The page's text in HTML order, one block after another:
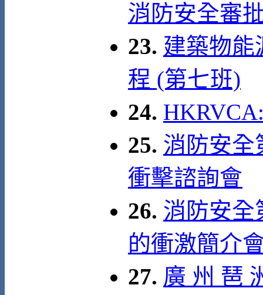
消防安全審
23. 建築物能
程 (第七班)
24.
25. 消防安全
衝擊諮詢會
26. 消防安全
的衝激簡介
27. 廣 州 琶